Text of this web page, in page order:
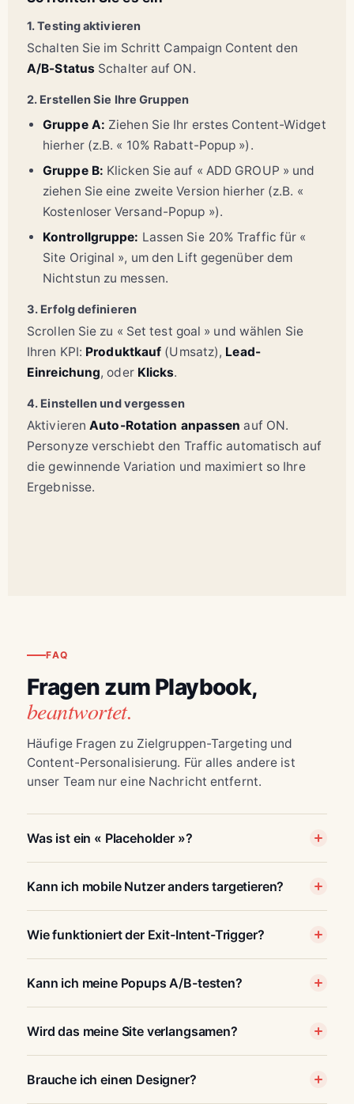
1. Testing aktivieren
Schalten Sie im Schritt Campaign Content den
A/B-Status Schalter auf ON.
2. Erstellen Sie Ihre Gruppen
Gruppe A: Ziehen Sie Ihr erstes Content-Widget
hierher (z.B. « 10% Rabatt-Popup »).
Gruppe B: Klicken Sie auf « ADD GROUP » und
ziehen Sie eine zweite Version hierher (z.B. «
Kostenloser Versand-Popup »).
Kontrollgruppe: Lassen Sie 20% Traffic für «
Site Original », um den Lift gegenüber dem
Nichtstun zu messen.
3. Erfolg definieren
Scrollen Sie zu « Set test goal » und wählen Sie
Ihren KPI: Produktkauf (Umsatz), Lead-
Einreichung, oder Klicks.
4. Einstellen und vergessen
AktivierenAuto-Rotation anpassen auf ON.
Personyze verschiebt den Traffic automatisch auf
die gewinnende Variation und maximiert so Ihre
Ergebnisse.
FAQ
Fragen zum Playbook,
beantwortet.
Häufige Fragen zu Zielgruppen-Targeting und
Content-Personalisierung. Für alles andere ist
unser Team nur eine Nachricht entfernt.
Was ist ein « Placeholder »?
Kann ich mobile Nutzer anders targetieren?
Wie funktioniert der Exit-Intent-Trigger?
Kann ich meine Popups A/B-testen?
Wird das meine Site verlangsamen?
Brauche ich einen Designer?